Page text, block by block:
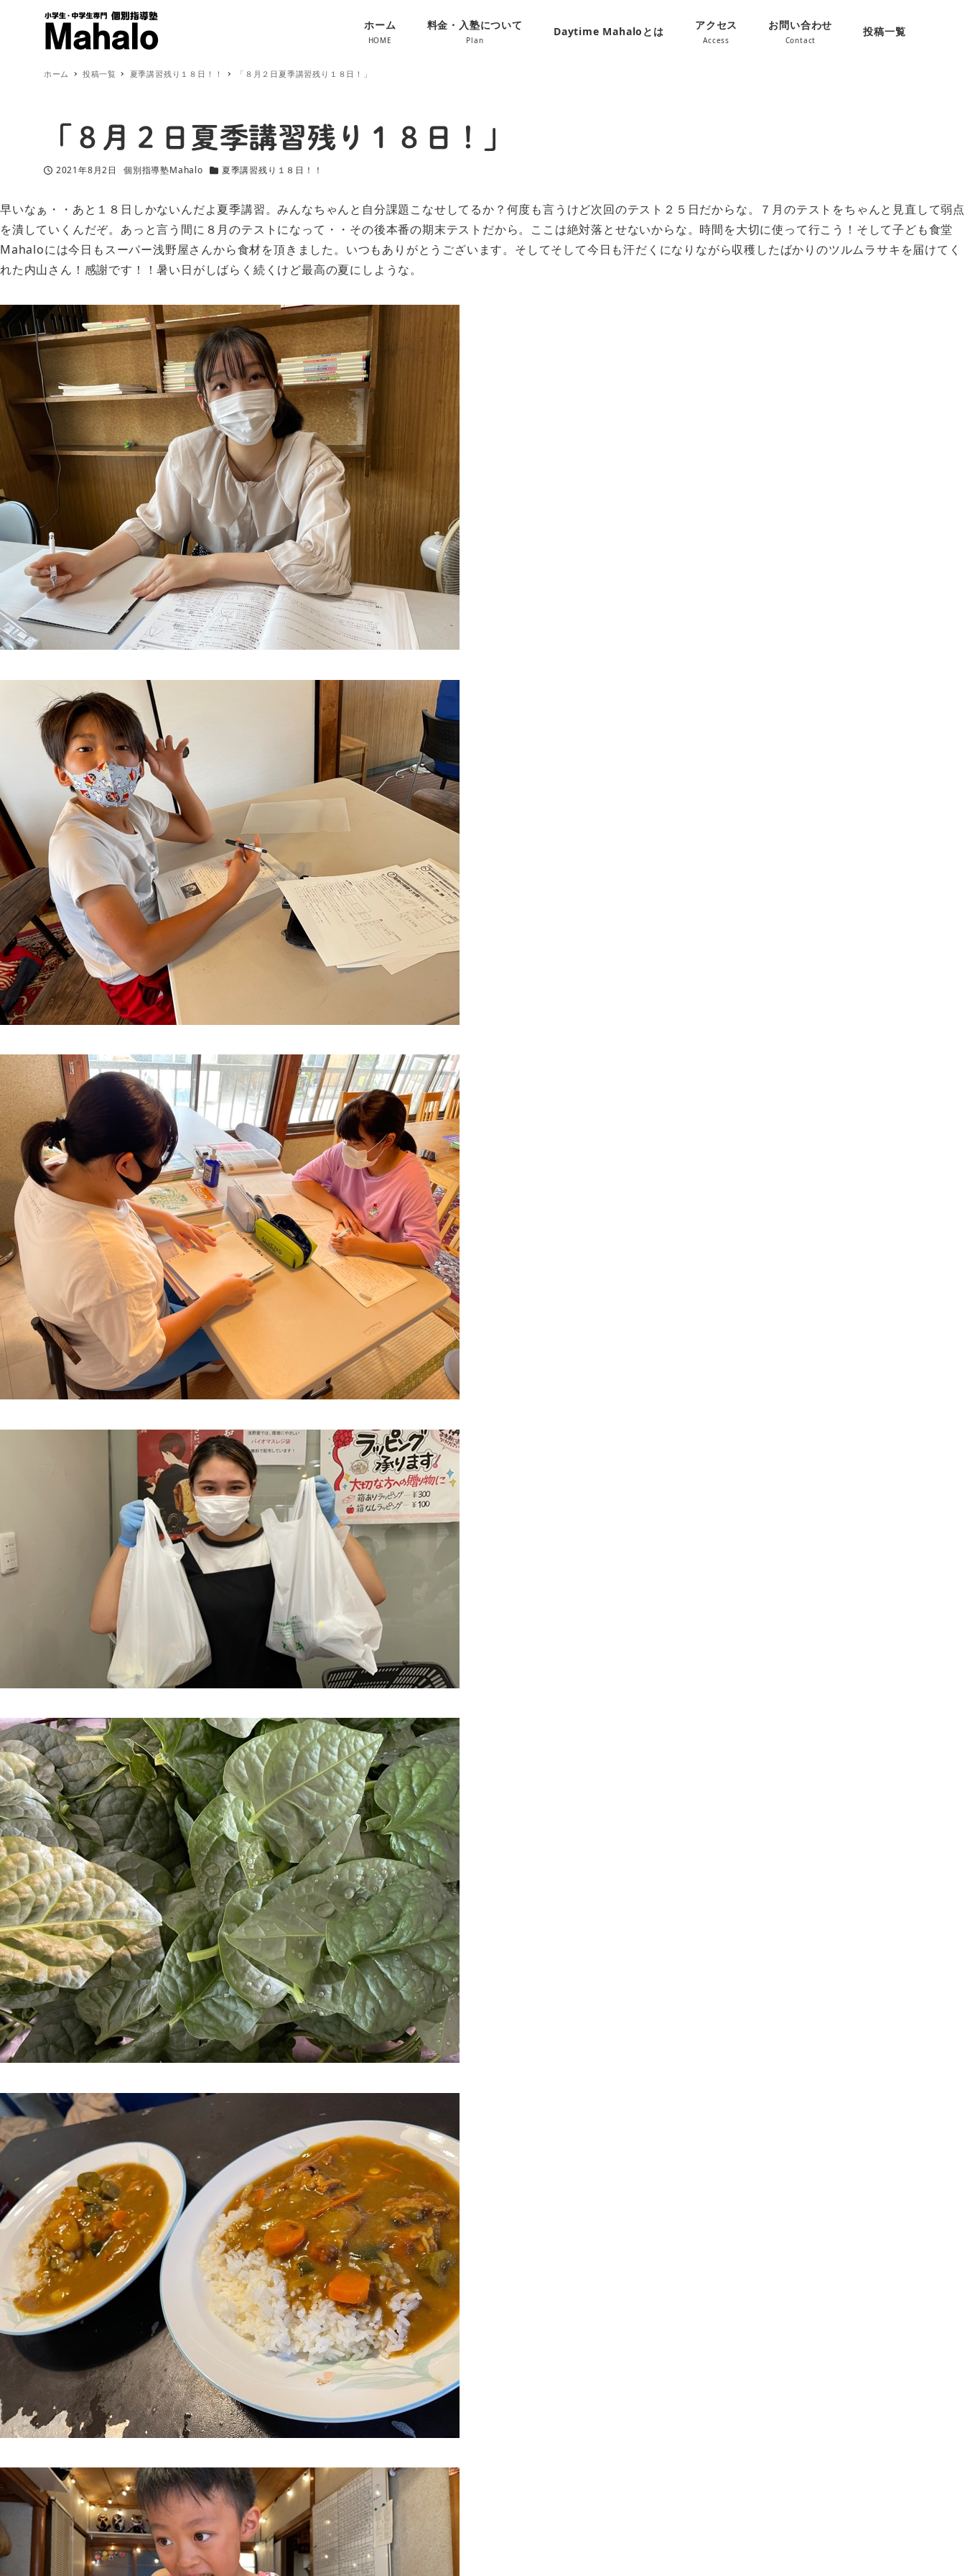
ホーム
HOME
料金・入塾について
Plan
Daytime Mahaloとは アクセス
Access
お問い合わせ
Contact
投稿一覧
ホーム 投稿一覧 夏季講習残り１８日！！ 「８月２日夏季講習残り１８日！」
「８月２日夏季講習残り１８日！」
投稿日
2021年8月2日
著
個別指導塾Mahalo
カテゴリー
夏季講習残り１８日！！
早いなぁ・・あと１８日しかないんだよ夏季講習。みんなちゃんと自分課題こなせしてるか？何度も言うけど次回のテスト２５日だからな。７月のテストをちゃんと見直して弱点
を潰していくんだぞ。あっと言う間に８月のテストになって・・その後本番の期末テストだから。ここは絶対落とせないからな。時間を大切に使って行こう！そして子ども食堂
Mahaloには今日もスーパー浅野屋さんから食材を頂きました。いつもありがとうございます。そしてそして今日も汗だくになりながら収穫したばかりのツルムラサキを届けてく
れた内山さん！感謝です！！暑い日がしばらく続くけど最高の夏にしような。